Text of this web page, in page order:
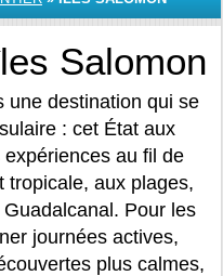
Salomon
une destination qui se
: cet État aux
au fil de
tropicale, aux plages,
Pour les
journées actives,
plus calmes,